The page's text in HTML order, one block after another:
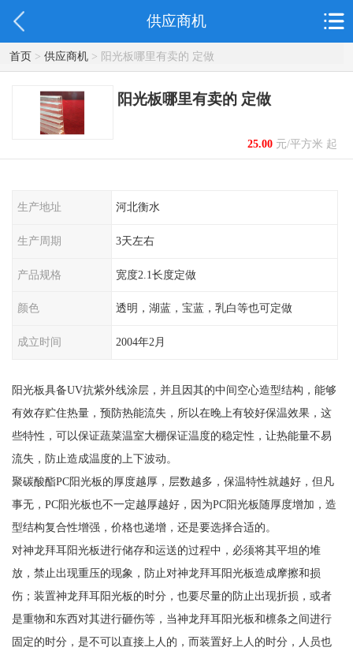
供应商机
首页> 供应商机> 阳光板哪里有卖的 定做
阳光板哪里有卖的 定做
25.00元/平方米 起
生产地址 河北衡水
生产周期 3天左右
产品规格 宽度2.1长度定做
颜色 透明，湖蓝，宝蓝，乳白等也可定做
成立时间 2004年2月
阳光板具备UV抗紫外线涂层，并且因其的中间空心造型结构，能够
有效存贮住热量，预防热能流失，所以在晚上有较好保温效果，这
些特性，可以保证蔬菜温室大棚保证温度的稳定性，让热能量不易
流失，防止造成温度的上下波动。
聚碳酸酯PC阳光板的厚度越厚，层数越多，保温特性就越好，但凡
事无，PC阳光板也不一定越厚越好，因为PC阳光板随厚度增加，造
型结构复合性增强，价格也递增，还是要选择合适的。
对神龙拜耳阳光板进行储存和运送的过程中，必须将其平坦的堆
放，禁止出现重压的现象，防止对神龙拜耳阳光板造成摩擦和损
伤；装置神龙拜耳阳光板的时分，也要尽量的防止出现折损，或者
是重物和东西对其进行砸伤等，当神龙拜耳阳光板和檩条之间进行
固定的时分，是不可以直接上人的，而装置好上人的时分，人员也